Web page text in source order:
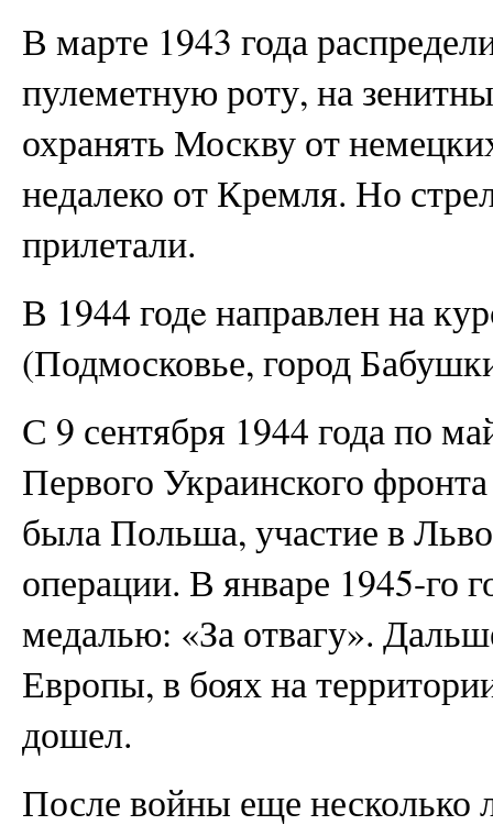
В марте 1943 года
пулеметную роту, на
охранять Москву от
недалеко от Кремля. Но
прилетали.
В 1944 годe направлен на
(Подмосковье, город
С 9 сентября 1944 года по
Первого Украинского
была Польша, участие в
операции. В январе 1945-го
медалью: «За отвагу».
Европы, в боях на
дошел.
После войны еще несколько